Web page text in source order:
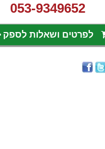
053-9349652
לפרטים ושאלות לספק